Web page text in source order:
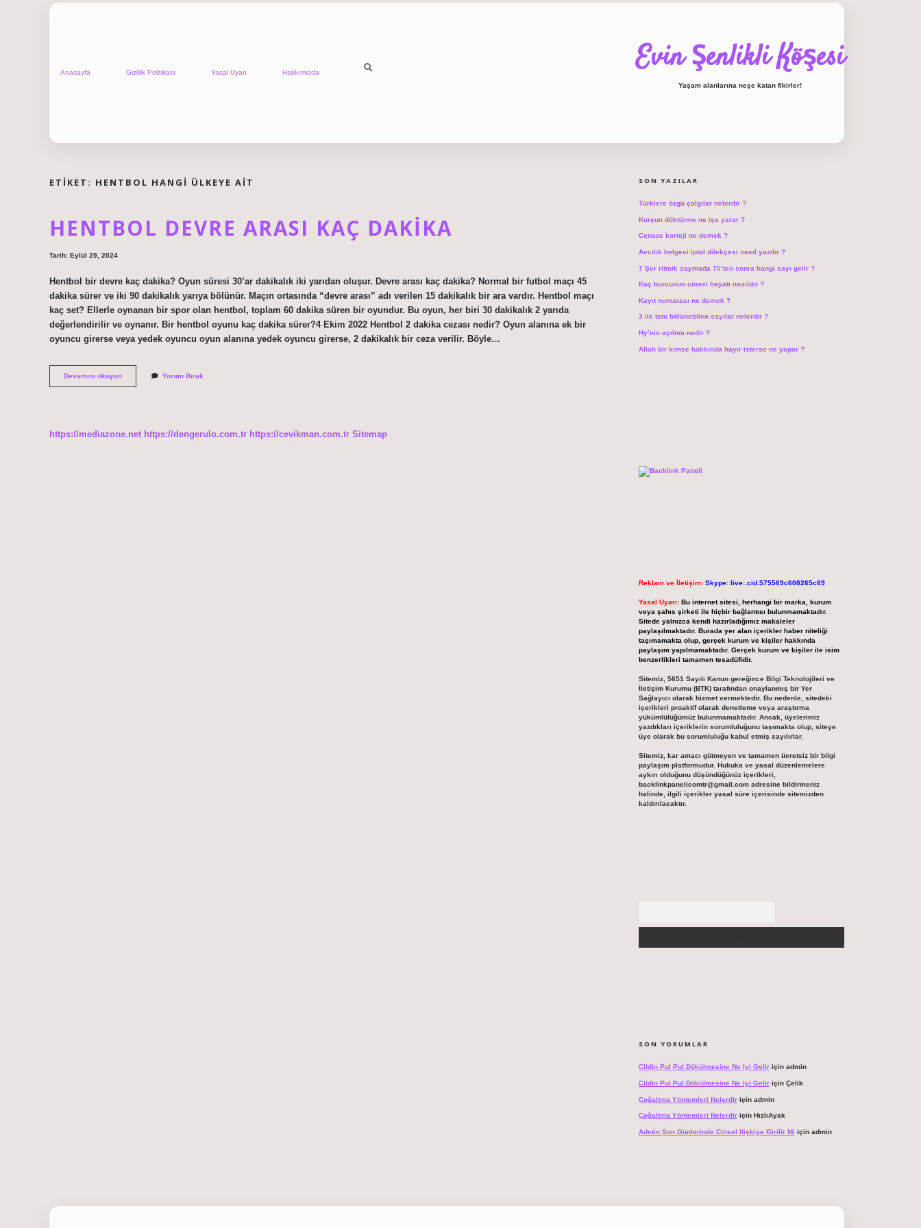
Anasayfa Gizlilik Politikası Yasal Uyarı Hakkımızda Evin Şenlikli Köşesi
Yaşam alanlarına neşe katan fikirler!
ETIKET: HENTBOL HANGI ÜLKEYE AIT
HENTBOL DEVRE ARASI KAÇ DAKIKA
Tarih: Eylül 29, 2024
Hentbol bir devre kaç dakika? Oyun süresi 30’ar dakikalık iki yarıdan oluşur. Devre arası kaç dakika? Normal bir futbol maçı 45
dakika sürer ve iki 90 dakikalık yarıya bölünür. Maçın ortasında “devre arası” adı verilen 15 dakikalık bir ara vardır. Hentbol maçı
kaç set? Ellerle oynanan bir spor olan hentbol, ​​toplam 60 dakika süren bir oyundur. Bu oyun, her biri 30 dakikalık 2 yarıda
değerlendirilir ve oynanır. Bir hentbol oyunu kaç dakika sürer?4 Ekim 2022 Hentbol 2 dakika cezası nedir? Oyun alanına ek bir
oyuncu girerse veya yedek oyuncu oyun alanına yedek oyuncu girerse, 2 dakikalık bir ceza verilir. Böyle…
Devamını okuyunHentbol
Devre
Yorum Bırak
https://mediazone.net https://dengerulo.com.tr https://cevikman.com.tr Sitemap
SON YAZILAR
Türklere özgü çalgılar nelerdir ?
Kurşun döktürme ne işe yarar ?
Cenaze korteji ne demek ?
Avcılık belgesi iptal dilekçesi nasıl yazılır ?
7 Şer ritmik saymada 70’ten sonra hangi sayı gelir ?
Koç burcunun cinsel hayatı nasıldır ?
Kayıt numarası ne demek ?
3 ile tam bölünebilen sayılar nelerdir ?
Hy’nin açılımı nedir ?
Allah bir kimse hakkında hayır isterse ne yapar ?
Reklam ve İletişim: Skype: live:.cid.575569c608265c69
Yasal Uyarı: Bu internet sitesi, herhangi bir marka, kurum
veya şahıs şirketi ile hiçbir bağlantısı bulunmamaktadır.
Sitede yalnızca kendi hazırladığımız makaleler
paylaşılmaktadır. Burada yer alan içerikler haber niteliği
taşımamakta olup, gerçek kurum ve kişiler hakkında
paylaşım yapılmamaktadır. Gerçek kurum ve kişiler ile isim
benzerlikleri tamamen tesadüfidir.
Sitemiz, 5651 Sayılı Kanun gereğince Bilgi Teknolojileri ve
İletişim Kurumu (BTK) tarafından onaylanmış bir Yer
Sağlayıcı olarak hizmet vermektedir. Bu nedenle, sitedeki
içerikleri proaktif olarak denetleme veya araştırma
yükümlülüğümüz bulunmamaktadır. Ancak, üyelerimiz
yazdıkları içeriklerin sorumluluğunu taşımakta olup, siteye
üye olarak bu sorumluluğu kabul etmiş sayılırlar.
Sitemiz, kar amacı gütmeyen ve tamamen ücretsiz bir bilgi
paylaşım platformudur. Hukuka ve yasal düzenlemelere
aykırı olduğunu düşündüğünüz içerikleri,
backlinkpanelicomtr@gmail.comadresine bildirmeniz
halinde, ilgili içerikler yasal süre içerisinde sitemizden
kaldırılacaktır.
SON YORUMLAR
Cildin Pul Pul Dökülmesine Ne Iyi Geliriçin admin
Cildin Pul Pul Dökülmesine Ne Iyi Geliriçin Çelik
Çoğaltma Yöntemleri Nelerdiriçin admin
Çoğaltma Yöntemleri Nelerdiriçin HızlıAyak
Adetin Son Günlerinde Cinsel Ilişkiye Girilir Mi için admin